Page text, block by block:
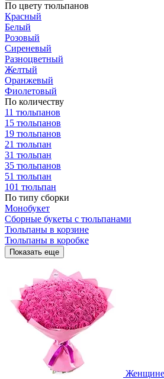
По цвету тюльпанов
Красный
Белый
Розовый
Сиреневый
Разноцветный
Желтый
Оранжевый
Фиолетовый
По количеству
11 тюльпанов
15 тюльпанов
19 тюльпанов
21 тюльпан
31 тюльпан
35 тюльпанов
51 тюльпан
101 тюльпан
По типу сборки
Монобукет
Сборные букеты с тюльпанами
Тюльпаны в корзине
Тюльпаны в коробке
Показать еще
Женщине